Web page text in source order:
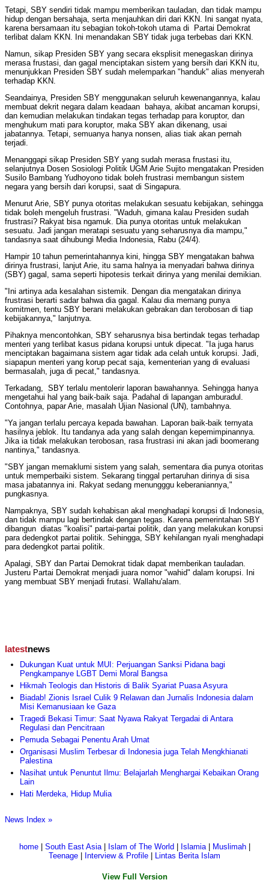
Tetapi, SBY sendiri tidak mampu memberikan tauladan, dan tidak mampu
hidup dengan bersahaja, serta menjauhkan diri dari KKN. Ini sangat nyata,
karena bersamaan itu sebagian tokoh-tokoh utama di Partai Demokrat
terlibat dalam KKN. Ini menandakan SBY tidak juga terbebas dari KKN.
Namun, sikap Presiden SBY yang secara eksplisit menegaskan dirinya
merasa frustasi, dan gagal menciptakan sistem yang bersih dari KKN itu,
menunjukkan Presiden SBY sudah melemparkan "handuk" alias menyerah
terhadap KKN.
Seandainya, Presiden SBY menggunakan seluruh kewenangannya, kalau
membuat dekrit negara dalam keadaan bahaya, akibat ancaman korupsi,
dan kemudian melakukan tindakan tegas terhadap para koruptor, dan
menghukum mati para koruptor, maka SBY akan dikenang, usai
jabatannya. Tetapi, semuanya hanya nonsen, alias tiak akan pernah
terjadi.
Menanggapi sikap Presiden SBY yang sudah merasa frustasi itu,
selanjutnya Dosen Sosiologi Politik UGM Arie Sujito mengatakan Presiden
Susilo Bambang Yudhoyono tidak boleh frustrasi membangun sistem
negara yang bersih dari korupsi, saat di Singapura.
Menurut Arie, SBY punya otoritas melakukan sesuatu kebijakan, sehingga
tidak boleh mengeluh frustrasi. "Waduh, gimana kalau Presiden sudah
frustrasi? Rakyat bisa ngamuk. Dia punya otoritas untuk melakukan
sesuatu. Jadi jangan meratapi sesuatu yang seharusnya dia mampu,"
tandasnya saat dihubungi Media Indonesia, Rabu (24/4).
Hampir 10 tahun pemerintahannya kini, hingga SBY mengatakan bahwa
dirinya frustrasi, lanjut Arie, itu sama halnya ia menyadari bahwa dirinya
(SBY) gagal, sama seperti hipotesis terkait dirinya yang menilai demikian.
"Ini artinya ada kesalahan sistemik. Dengan dia mengatakan dirinya
frustrasi berarti sadar bahwa dia gagal. Kalau dia memang punya
komitmen, tentu SBY berani melakukan gebrakan dan terobosan di tiap
kebijakannya," lanjutnya.
Pihaknya mencontohkan, SBY seharusnya bisa bertindak tegas terhadap
menteri yang terlibat kasus pidana korupsi untuk dipecat. "Ia juga harus
menciptakan bagaimana sistem agar tidak ada celah untuk korupsi. Jadi,
siapapun menteri yang korup pecat saja, kementerian yang di evaluasi
bermasalah, juga di pecat," tandasnya.
Terkadang, SBY terlalu mentolerir laporan bawahannya. Sehingga hanya
mengetahui hal yang baik-baik saja. Padahal di lapangan amburadul.
Contohnya, papar Arie, masalah Ujian Nasional (UN), tambahnya.
"Ya jangan terlalu percaya kepada bawahan. Laporan baik-baik ternyata
hasilnya jeblok. Itu tandanya ada yang salah dengan kepemimpinannya.
Jika ia tidak melakukan terobosan, rasa frustrasi ini akan jadi boomerang
nantinya," tandasnya.
"SBY jangan memaklumi sistem yang salah, sementara dia punya otoritas
untuk memperbaiki sistem. Sekarang tinggal pertaruhan dirinya di sisa
masa jabatannya ini. Rakyat sedang menungggu keberaniannya,"
pungkasnya.
Nampaknya, SBY sudah kehabisan akal menghadapi korupsi di Indonesia,
dan tidak mampu lagi bertindak dengan tegas. Karena pemerintahan SBY
dibangun diatas "koalisi" partai-partai politik, dan yang melakukan korupsi
para dedengkot partai politik. Sehingga, SBY kehilangan nyali menghadapi
para dedengkot partai politik.
Apalagi, SBY dan Partai Demokrat tidak dapat memberikan tauladan.
Justeru Partai Demokrat menjadi juara nomor "wahid" dalam korupsi. Ini
yang membuat SBY menjadi frutasi. Wallahu'alam.
latestnews
Dukungan Kuat untuk MUI: Perjuangan Sanksi Pidana bagi
Pengkampanye LGBT Demi Moral Bangsa
Hikmah Teologis dan Historis di Balik Syariat Puasa Asyura
Biadab! Zionis Israel Culik 9 Relawan dan Jurnalis Indonesia dalam
Misi Kemanusiaan ke Gaza
Tragedi Bekasi Timur: Saat Nyawa Rakyat Tergadai di Antara
Regulasi dan Pencitraan
Pemuda Sebagai Penentu Arah Umat
Organisasi Muslim Terbesar di Indonesia juga Telah Mengkhianati
Palestina
Nasihat untuk Penuntut Ilmu: Belajarlah Menghargai Kebaikan Orang
Lain
Hati Merdeka, Hidup Mulia
News Index »
home| South East Asia| Islam of The World Islamia| Muslimah|
Teenage
Interview & Profile Lintas Berita Islam
View Full Version